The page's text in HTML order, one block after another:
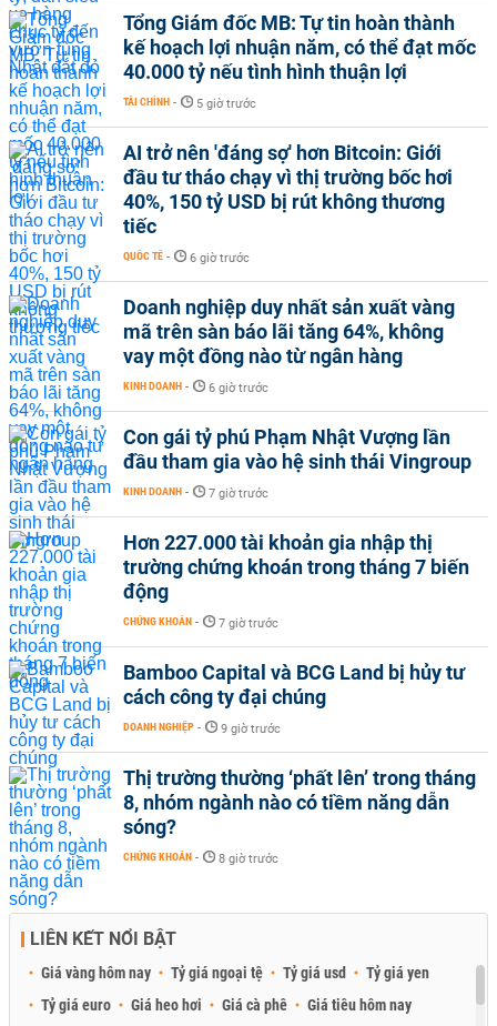
Tổng Giám đốc MB: Tự tin hoàn thành
kế hoạch lợi nhuận năm, có thể đạt mốc
40.000 tỷ nếu tình hình thuận lợi
TÀI CHÍNH - 5 giờ trước
AI trở nên 'đáng sợ' hơn Bitcoin: Giới
đầu tư tháo chạy vì thị trường bốc hơi
40%, 150 tỷ USD bị rút không thương
tiếc
QUỐC TẾ - 6 giờ trước
Doanh nghiệp duy nhất sản xuất vàng
mã trên sàn báo lãi tăng 64%, không
vay một đồng nào từ ngân hàng
KINH DOANH - 6 giờ trước
Con gái tỷ phú Phạm Nhật Vượng lần
đầu tham gia vào hệ sinh thái Vingroup
KINH DOANH - 7 giờ trước
Hơn 227.000 tài khoản gia nhập thị
trường chứng khoán trong tháng 7 biến
động
CHỨNG KHOÁN - 7 giờ trước
Bamboo Capital và BCG Land bị hủy tư
cách công ty đại chúng
DOANH NGHIỆP - 9 giờ trước
Thị trường thường ‘phất lên’ trong tháng
8, nhóm ngành nào có tiềm năng dẫn
sóng?
CHỨNG KHOÁN - 8 giờ trước
LIÊN KẾT NỔI BẬT
Giá vàng hôm nay Tỷ giá ngoại tệ Tỷ giá usd
Tỷ giá yen
Tỷ giá euro
Giá heo hơi Giá cà phê Giá tiêu hôm nay